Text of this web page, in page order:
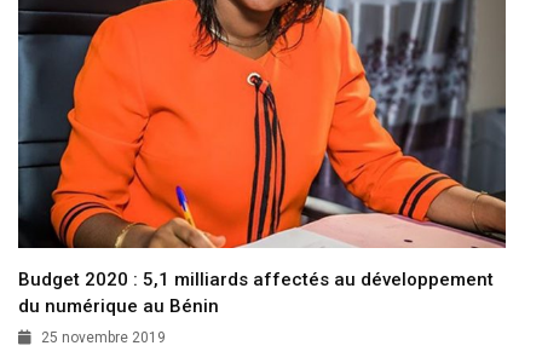
Budget 2020 : 5,1 milliards affectés au développement
du numérique au Bénin
25 novembre 2019